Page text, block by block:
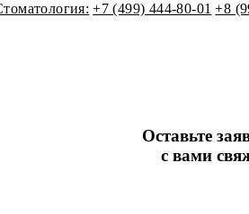
+7 (499) 444-80-01 +8
Оставьте
с вами